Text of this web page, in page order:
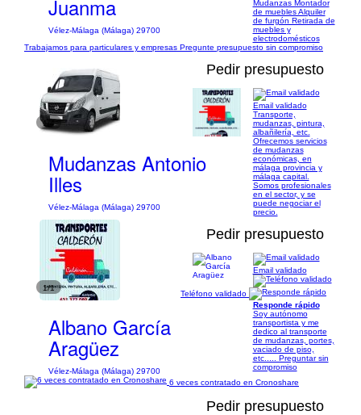
Juanma
Vélez-Málaga (Málaga) 29700
Mudanzas Montador
de muebles Alquiler
de furgón Retirada de
muebles y
electrodomésticos
Trabajamos para particulares y empresas Pregunte presupuesto sin compromiso
1/4
Pedir presupuesto
Mudanzas Antonio
Illes
Vélez-Málaga (Málaga) 29700
Email validado
Transporte,
mudanzas, pintura,
albañilería, etc.
Ofrecemos servicios
de mudanzas
económicas, en
málaga provincia y
málaga capital.
Somos profesionales
en el sector, y se
puede negociar el
precio.
1/1
Pedir presupuesto
Albano García
Aragüez
Vélez-Málaga (Málaga) 29700
Email validado
Teléfono validado
Responde rápido
Soy autónomo
transportista y me
dedico al transporte
de mudanzas, portes,
vaciado de piso,
etc..... Preguntar sin
compromiso
6 veces contratado en Cronoshare
Pedir presupuesto